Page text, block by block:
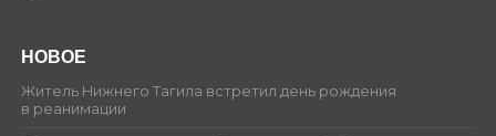
НОВОЕ
Житель Нижнего Тагила встретил день рождения
в реанимации